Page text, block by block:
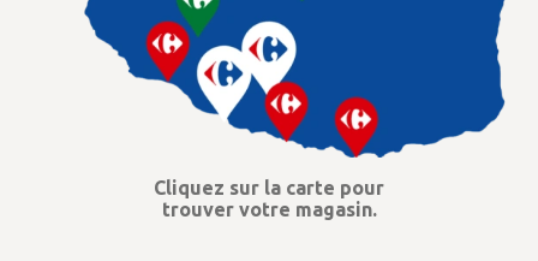
Cliquez sur la carte pour
trouver votre magasin.